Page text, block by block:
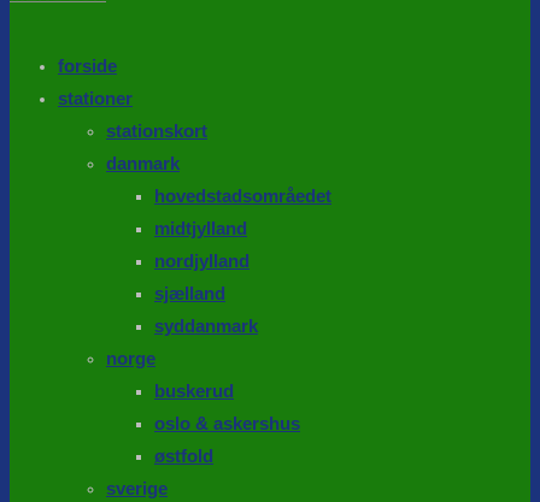
forside
stationer
stationskort
danmark
hovedstadsområedet
midtjylland
nordjylland
sjælland
syddanmark
norge
buskerud
oslo & askershus
østfold
sverige